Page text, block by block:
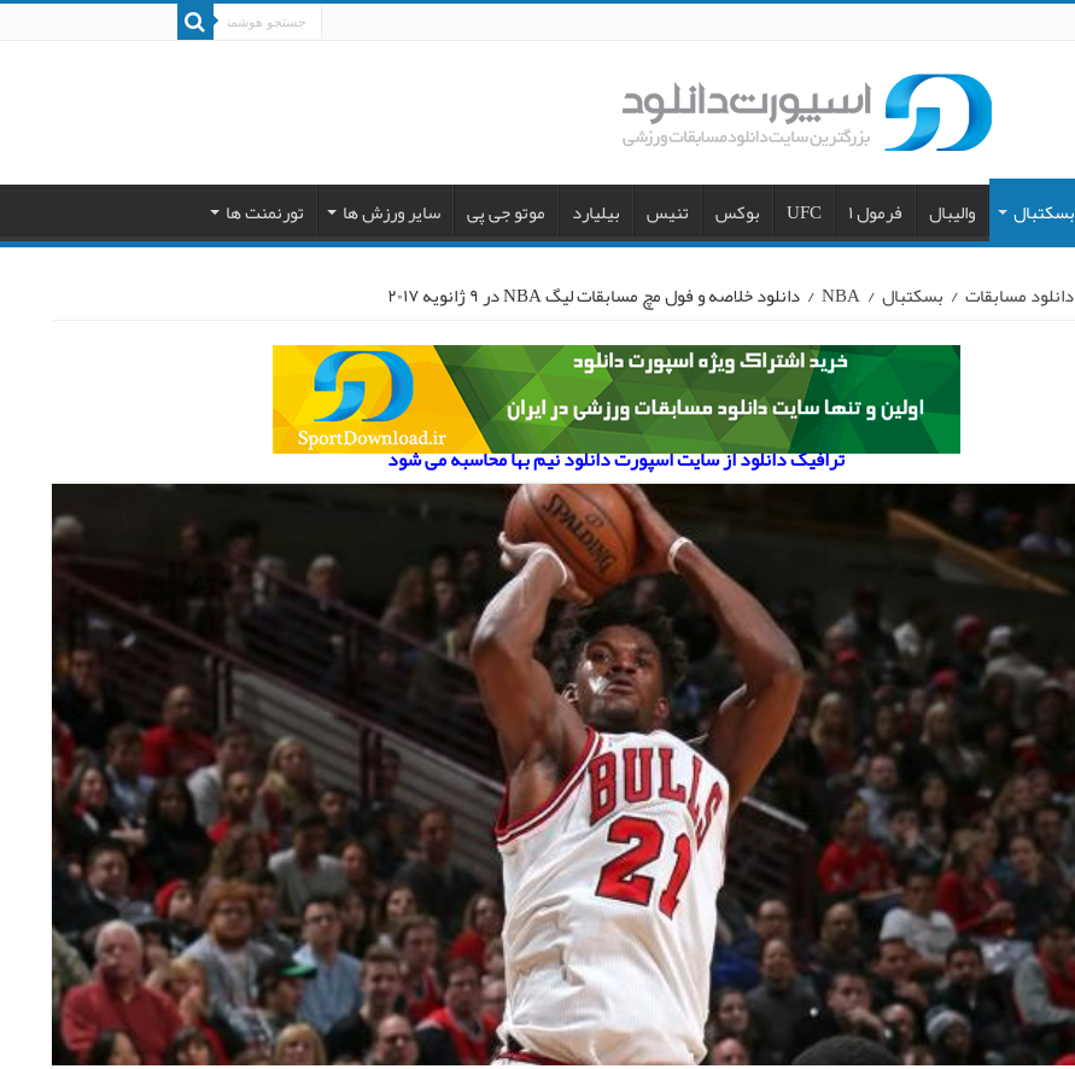
بسکتبال والیبال فرمول ۱ UFC بوکس تنیس بیلیارد موتو جی پی سایر ورزش ها تورنمنت ها
دانلود مسابقات / بسکتبال /
NBA
/ دانلود خلاصه و فول مچ مسابقات لیگ NBA در ۹ ژانویه ۲۰۱۷
ترافیک دانلود از سایت اسپورت دانلود نیم بها محاسبه می شود